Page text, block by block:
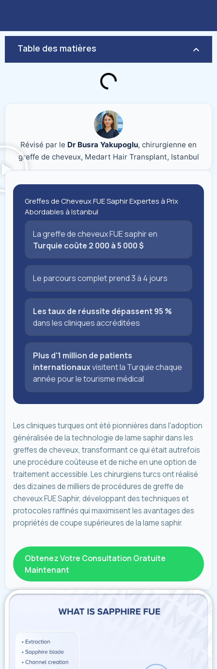
Table des matières
Révisé par le Dr Busra Yakupoglu, chirurgienne en
greffe de cheveux, Medart Hair Transplant, Istanbul
Greffes de Cheveux FUE Saphir Expertes à Prix
Abordables à Istanbul
La greffe de cheveux FUE saphir en
Turquie coûte 2 000 à 5 000 $
Le parcours complet prend 3 à 4 jours
Les taux de réussite dépassent 95 %
dans les cliniques accréditées
Plus d'1 million de patients
internationauxvisitent la Turquie chaque
année pour le tourisme médical
Les cliniques turques ont été pionnières dans l'adoption
généralisée de la technologie de lame saphir dans les
greffes de cheveux, transformant ce qui était autrefois
une procédure coûteuse et de niche en une option de
traitement accessible. Les chirurgiens turcs ont réalisé
des dizaines de milliers de procédures de greffe de
cheveux FUE Saphir, développant des techniques et
protocoles raffinés qui maximisent les avantages des
propriétés de coupe supérieures de la lame saphir.
Obtenez Votre Consultation Gratuite
Maintenant